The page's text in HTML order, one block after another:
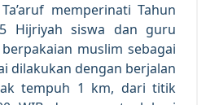
memperinati Tahun
Hijriyah siswa dan guru
muslim sebagai
dilakukan dengan berjalan
tempuh 1 km, dari titik